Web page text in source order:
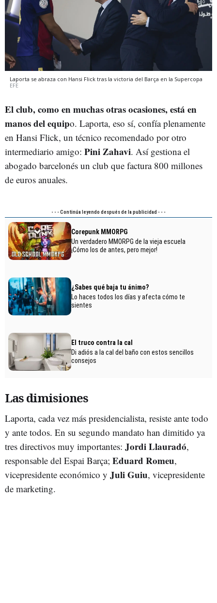
Laporta se abraza con Hansi Flick tras la victoria del Barça en la Supercopa
EFE
El club, como en muchas otras ocasiones, está en
manos del equipo. Laporta, eso sí, confía plenamente
en Hansi Flick, un técnico recomendado por otro
intermediario amigo: Pini Zahavi. Así gestiona el
abogado barcelonés un club que factura 800 millones
de euros anuales.
Las dimisiones
Laporta, cada vez más presidencialista, resiste ante todo
y ante todos. En su segundo mandato han dimitido ya
tres directivos muy importantes: Jordi Llauradó,
responsable del Espai Barça; Eduard Romeu,
vicepresidente económico y Juli Guiu, vicepresidente
de marketing.